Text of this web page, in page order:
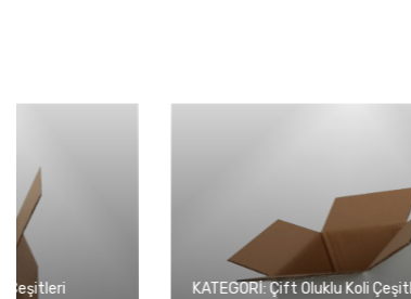
KATEGORİ: Çift Oluklu Koli Çeşitleri